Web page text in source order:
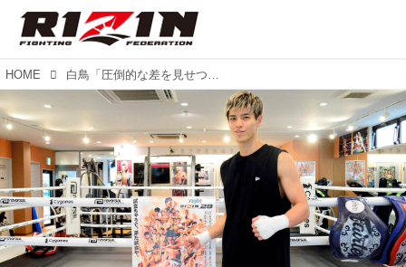
HOME 白鳥「圧倒的な差を見せつけて分からせてやろうと思う」Yogibo presents RIZIN.29 公開練習